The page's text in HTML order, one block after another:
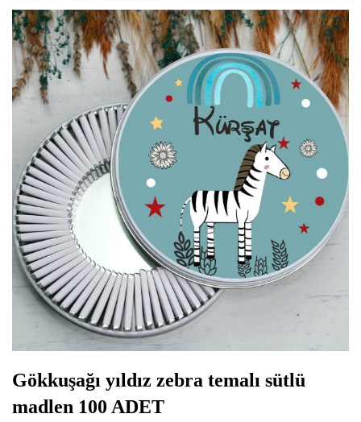
Gökkuşağı yıldız zebra temalı sütlü
madlen 100 ADET